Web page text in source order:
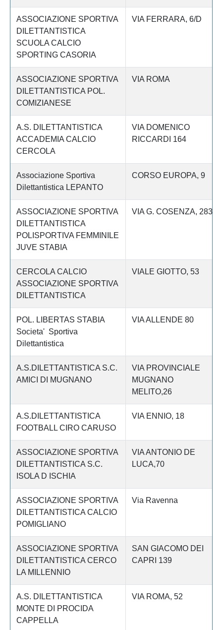
ASSOCIAZIONE SPORTIVA
DILETTANTISTICA
SCUOLA CALCIO
SPORTING CASORIA
VIA FERRARA, 6/D
ASSOCIAZIONE SPORTIVA
DILETTANTISTICA POL.
COMIZIANESE
VIA ROMA
A.S. DILETTANTISTICA
ACCADEMIA CALCIO
CERCOLA
VIA DOMENICO
RICCARDI 164
Associazione Sportiva
Dilettantistica LEPANTO
CORSO EUROPA, 9
ASSOCIAZIONE SPORTIVA
DILETTANTISTICA
POLISPORTIVA FEMMINILE
JUVE STABIA
VIA G. COSENZA, 283
CERCOLA CALCIO
ASSOCIAZIONE SPORTIVA
DILETTANTISTICA
VIALE GIOTTO, 53
POL. LIBERTAS STABIA
Societa' Sportiva
Dilettantistica
VIA ALLENDE 80
A.S.DILETTANTISTICA S.C.
AMICI DI MUGNANO
VIA PROVINCIALE
MUGNANO
MELITO,26
A.S.DILETTANTISTICA
FOOTBALL CIRO CARUSO
VIA ENNIO, 18
ASSOCIAZIONE SPORTIVA
DILETTANTISTICA S.C.
ISOLA D ISCHIA
VIA ANTONIO DE
LUCA,70
ASSOCIAZIONE SPORTIVA
DILETTANTISTICA CALCIO
POMIGLIANO
Via Ravenna
ASSOCIAZIONE SPORTIVA
DILETTANTISTICA CERCO
LA MILLENNIO
SAN GIACOMO DEI
CAPRI 139
A.S. DILETTANTISTICA
MONTE DI PROCIDA
CAPPELLA
VIA ROMA, 52